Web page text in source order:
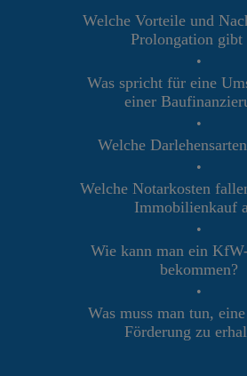
Welche Vorteile und
Prolongation gibt
•
Was spricht für eine
einer
•
Welche
•
Welche Notarkosten
Immobilienkauf
•
Wie kann man ein
bekommen?
•
Was muss man tun,
Förderung zu